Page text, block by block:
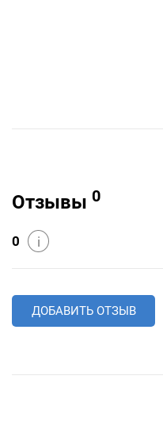
Отзывы 0
0 i
ДОБАВИТЬ ОТЗЫВ